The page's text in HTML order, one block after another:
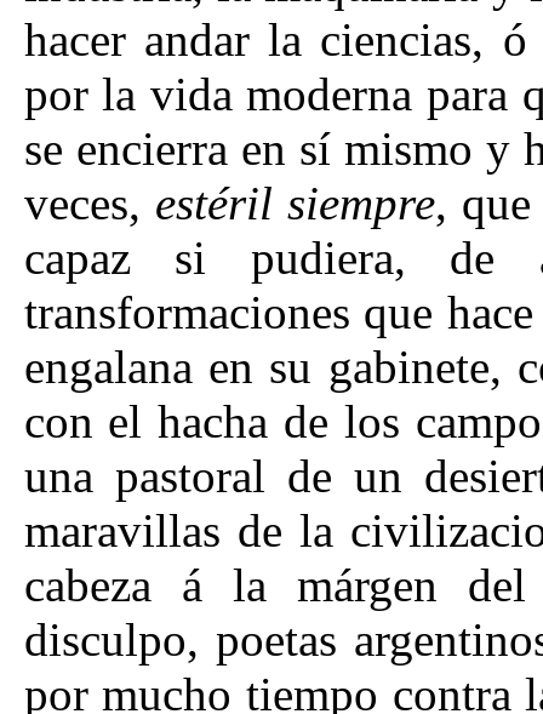
hacer andar la ciencias, ó
por la vida moderna para
se encierra en sí mismo y
veces, estéril siempre,
capaz si pudiera,
transformaciones que
engalana en su gabinete,
con el hacha de los
una pastoral de un
maravillas de la
cabeza á la márgen
disculpo, poetas
por mucho tiempo contra